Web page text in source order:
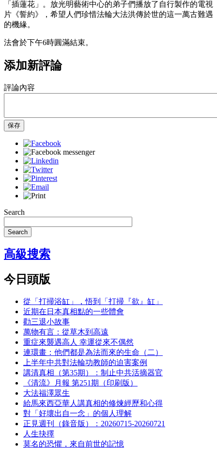
「插蓮花」。放光明藝術中心的弟子們播放了自行製作的電視
片《誓約》，希望人們珍惜法輪大法洪傳於世的這一萬古難遇
的機緣。
法會於下午6時圓滿結束。
添加新評論
評論內容
保存
Search
Search
高級搜索
今日頭版
從「打掃浴缸」，悟到「打掃『欲』缸」
近期在日本真相點的一些體會
勸三退小故事
萬物有言：從草木到高遠
重症來襲遇高人 幸運從來不偶然
連環畫：他們都是為法而來的生命（二）
上半年中共對法輪功教師的迫害案例
講清真相（第35期）：制止中共活摘器官
《清流》月報 第251期（印刷版）
大法福澤眾生
給馬來西亞華人講真相的修煉經歷和心得
對「好壞出自一念」的個人理解
正見週刊（錄音版）：20260715-20260721
人生抉擇
莫名的恐懼，來自前世的記憶